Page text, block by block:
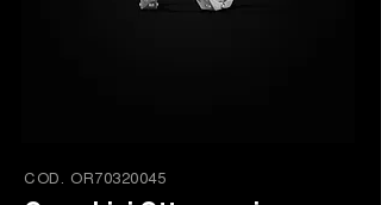
COD. OR70320045